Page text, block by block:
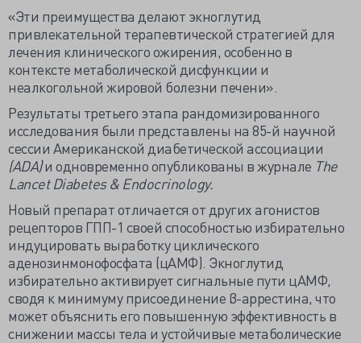
«Эти преимущества делают экноглутид
привлекательной терапевтической стратегией для
лечения клинического ожирения, особенно в
контексте метаболической дисфункции и
неалкогольной жировой болезни печени».
Результаты третьего этапа рандомизированного
исследования были представлены на 85-й научной
сессии Американской диабетической ассоциации
(ADA)и одновременно опубликованы в журнале The
Lancet Diabetes & Endocrinology.
Новый препарат отличается от других агонистов
рецепторов ГПП-1 своей способностью избирательно
индуцировать выработку циклического
аденозинмонофосфата (цАМФ). Экноглутид
избирательно активирует сигнальные пути цАМФ,
сводя к минимуму присоединение β-аррестина, что
может объяснить его повышенную эффективность в
снижении массы тела и устойчивые метаболические